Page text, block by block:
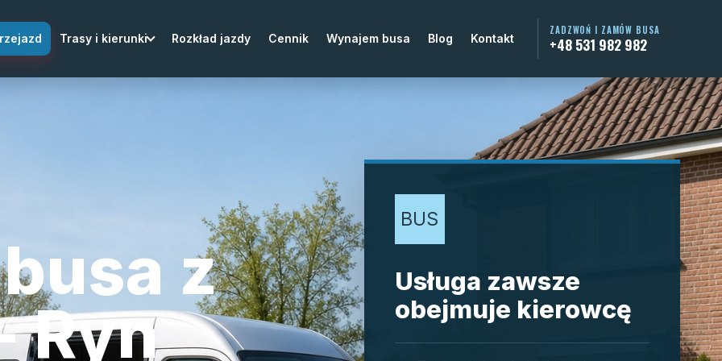
Trasy i kierunki Rozkład jazdy Cennik Wynajem busa Blog Kontakt
ZADZWOŃ I ZAMÓW BUSA
+48 531 982 982
z
Ryn
BUS
Usługa zawsze
obejmuje kierowcę